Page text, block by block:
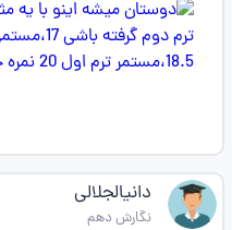
دانیالجلالی
نگارش دهم